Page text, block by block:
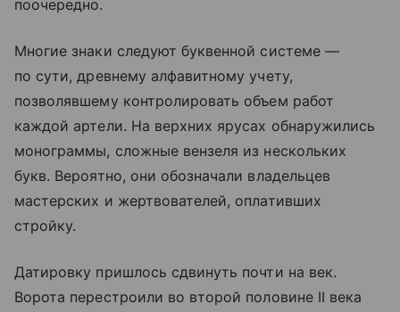
поочередно.
Многие знаки следуют буквенной системе —
по сути, древнему алфавитному учету,
позволявшему контролировать объем работ
каждой артели. На верхних ярусах обнаружились
монограммы, сложные вензеля из нескольких
букв. Вероятно, они обозначали владельцев
мастерских и жертвователей, оплативших
стройку.
Датировку пришлось сдвинуть почти на век.
Ворота перестроили во второй половине II века